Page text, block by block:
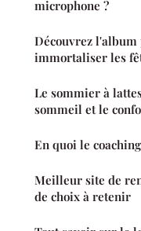
microphone ?
Découvrez
immortaliser les
Le sommier à
sommeil et le
En quoi le
Meilleur site de
de choix à retenir